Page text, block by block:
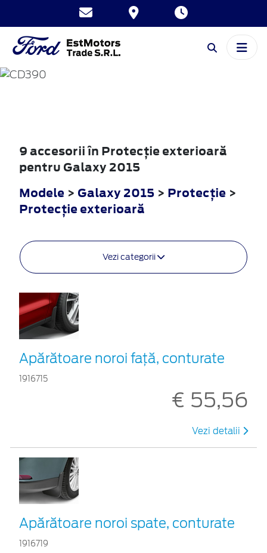
GALAXY
9 accesorii în Protecţie exterioară
pentru Galaxy 2015
Modele > Galaxy 2015 > Protecţie >
Protecţie exterioară
Vezi categorii
Apărătoare noroi faţă, conturate
1916715
€ 55,56
Vezi detalii
Apărătoare noroi spate, conturate
1916719